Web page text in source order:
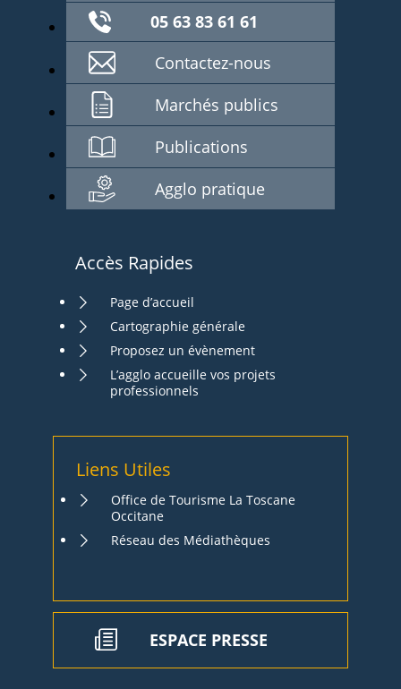
05 63 83 61 61
Contactez-nous
Marchés publics
Publications
Agglo pratique
Accès Rapides
Page d’accueil
Cartographie générale
Proposez un évènement
L’agglo accueille vos projets
professionnels
Liens Utiles
Office de Tourisme La Toscane
Occitane
Réseau des Médiathèques
ESPACE PRESSE